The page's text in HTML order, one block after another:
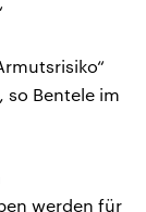
so Bentele im
werden für